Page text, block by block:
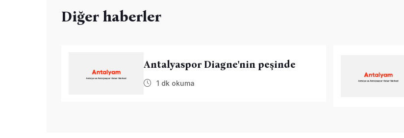
Diğer haberler
Antalyaspor Diagne'nin peşinde
1 dk okuma